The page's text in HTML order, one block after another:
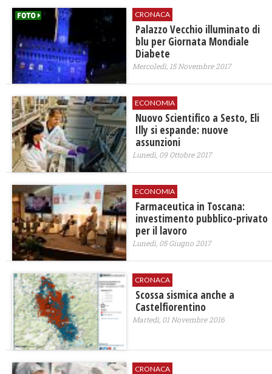
CRONACA
Palazzo Vecchio illuminato di
blu per Giornata Mondiale
Diabete
Mercoledì, 15 Novembre 2017
ECONOMIA
Nuovo Scientifico a Sesto, Eli
Illy si espande: nuove
assunzioni
Lunedì, 09 Ottobre 2017
ECONOMIA
Farmaceutica in Toscana:
investimento pubblico-privato
per il lavoro
Lunedì, 05 Giugno 2017
CRONACA
Scossa sismica anche a
Castelfiorentino
Martedì, 01 Novembre 2016
CRONACA